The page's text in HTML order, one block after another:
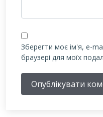
Зберегти моє ім'я, e-
браузері для моїх
Опублікувати